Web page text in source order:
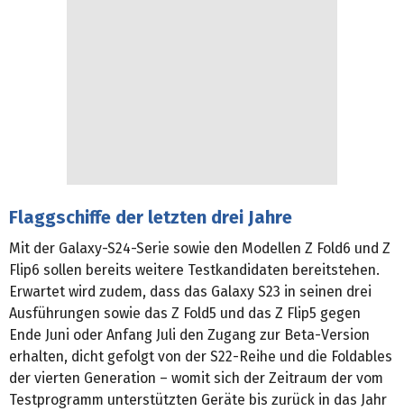
Flaggschiffe der letzten drei Jahre
Mit der Galaxy-S24-Serie sowie den Modellen Z Fold6 und Z
Flip6 sollen bereits weitere Testkandidaten bereitstehen.
Erwartet wird zudem, dass das Galaxy S23 in seinen drei
Ausführungen sowie das Z Fold5 und das Z Flip5 gegen
Ende Juni oder Anfang Juli den Zugang zur Beta-Version
erhalten, dicht gefolgt von der S22-Reihe und die Foldables
der vierten Generation – womit sich der Zeitraum der vom
Testprogramm unterstützten Geräte bis zurück in das Jahr